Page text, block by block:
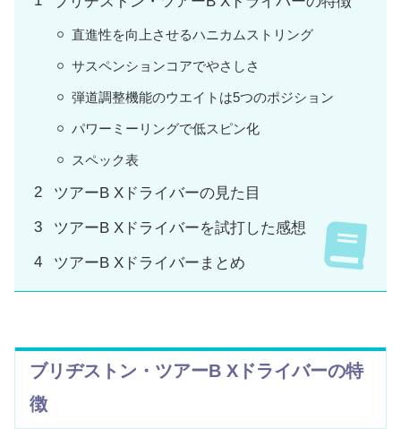
直進性を向上させるハニカムストリング
サスペンションコアでやさしさ
弾道調整機能のウエイトは5つのポジション
パワーミーリングで低スピン化
スペック表
ツアーB Xドライバーの見た目
ツアーB Xドライバーを試打した感想
ツアーB Xドライバーまとめ
ブリヂストン・ツアーB Xドライバーの特
徴